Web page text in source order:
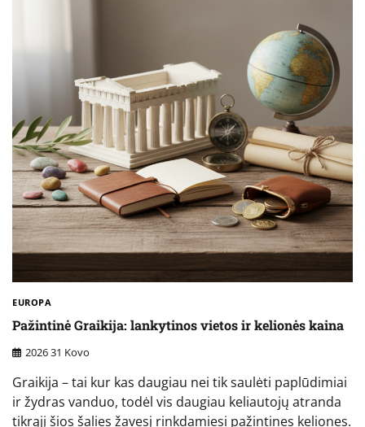
EUROPA
Pažintinė Graikija: lankytinos vietos ir kelionės kaina
2026 31 Kovo
Graikija – tai kur kas daugiau nei tik saulėti paplūdimiai
ir žydras vanduo, todėl vis daugiau keliautojų atranda
tikrąjį šios šalies žavesį rinkdamiesi pažintines keliones.